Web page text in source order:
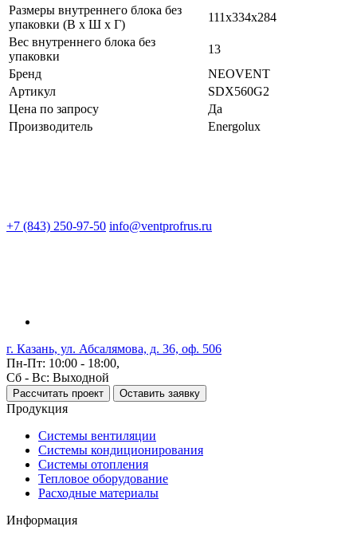
Размеры внутреннего блока без
упаковки (В х Ш х Г)
111x334x284
Вес внутреннего блока без
упаковки
13
Бренд
NEOVENT
Артикул
SDX560G2
Цена по запросу
Да
Производитель
Energolux
+7 (843) 250-97-50 info@ventprofrus.ru
г. Казань, ул. Абсалямова, д. 36, оф. 506
Пн-Пт: 10:00 - 18:00,
Сб - Вс: Выходной
Рассчитать проект Оставить заявку
Продукция
Системы вентиляции
Системы кондиционирования
Системы отопления
Тепловое оборудование
Расходные материалы
Информация